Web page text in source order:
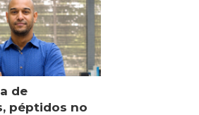
de
péptidos no